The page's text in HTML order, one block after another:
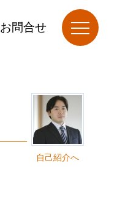
お問合せ
自己紹介へ